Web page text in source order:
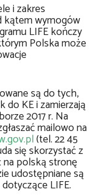
i zakres
wymogów
LIFE kończy
Polska może
są do tych,
KE i zamierzają
2017 r. Na
mailowo na
(tel. 22 45
się skorzystać z
na polską stronę
udostępniane są
LIFE.